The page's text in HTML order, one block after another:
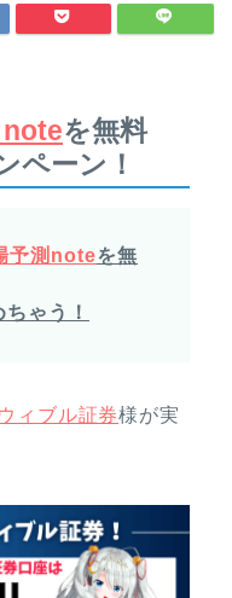
noteを無料
ペーン！
予測noteを無
ゃう！
ウィブル証券様が実